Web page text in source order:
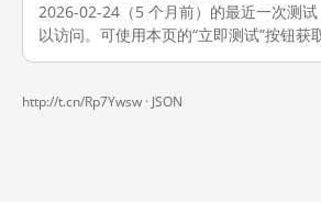
2026-02-24（5 个月前）的最近一次测
以访问。可使用本页的“立即测试”按钮获
http://t.cn/Rp7Ywsw · JSON